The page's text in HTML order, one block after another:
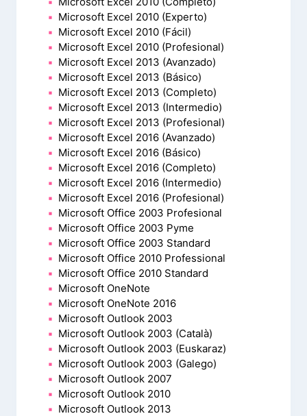
Microsoft Excel 2010 (Experto)
Microsoft Excel 2010 (Fácil)
Microsoft Excel 2010 (Profesional)
Microsoft Excel 2013 (Avanzado)
Microsoft Excel 2013 (Básico)
Microsoft Excel 2013 (Completo)
Microsoft Excel 2013 (Intermedio)
Microsoft Excel 2013 (Profesional)
Microsoft Excel 2016 (Avanzado)
Microsoft Excel 2016 (Básico)
Microsoft Excel 2016 (Completo)
Microsoft Excel 2016 (Intermedio)
Microsoft Excel 2016 (Profesional)
Microsoft Office 2003 Profesional
Microsoft Office 2003 Pyme
Microsoft Office 2003 Standard
Microsoft Office 2010 Professional
Microsoft Office 2010 Standard
Microsoft OneNote
Microsoft OneNote 2016
Microsoft Outlook 2003
Microsoft Outlook 2003 (Català)
Microsoft Outlook 2003 (Euskaraz)
Microsoft Outlook 2003 (Galego)
Microsoft Outlook 2007
Microsoft Outlook 2010
Microsoft Outlook 2013